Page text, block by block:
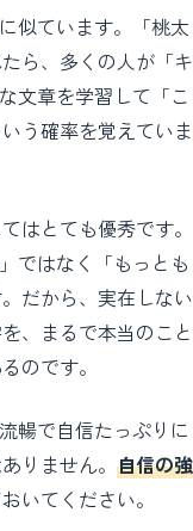
似ています。「桃太
ら、多くの人が「キ
文章を学習して「こ
う確率を覚えていま
はとても優秀です。
ではなく「もっとも
だから、実在しない
、まるで本当のこと
のです。
暢で自信たっぷりに
りません。 自信の強
いてください。